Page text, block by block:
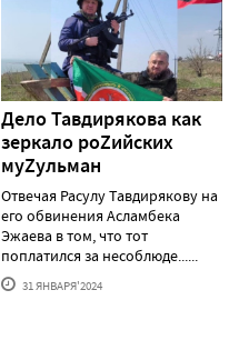
Дело Тавдирякова как
зеркало роZийских
муZульман
Отвечая Расулу Тавдирякову на
его обвинения Асламбека
Эжаева в том, что тот
поплатился за несоблюде......
31 ЯНВАРЯ'2024